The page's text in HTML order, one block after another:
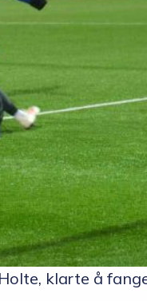
klarte å